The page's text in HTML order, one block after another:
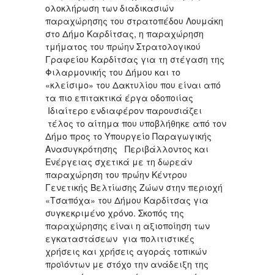
ολοκλήρωση των διαδικασιών
παραχώρησης του στρατοπέδου Λουμάκη
στο Δήμο Καρδίτσας, η παραχώρηση
τμήματος του πρώην Στρατολογικού
Γραφείου Καρδίτσας για τη στέγαση της
Φιλαρμονικής του Δήμου και το
«κλείσιμο» του Δακτυλίου που είναι από
τα πιο επιτακτικά έργα οδοποιίας
Ιδιαίτερο ενδιαφέρον παρουσιάζει
τέλος το αίτημα που υποβλήθηκε από τον
Δήμο προς το Υπουργείο Παραγωγικής
Ανασυγκρότησης Περιβάλλοντος και
Ενέργειας σχετικά με τη δωρεάν
παραχώρηση του πρώην Κέντρου
Γενετικής Βελτίωσης Ζώων στην περιοχή
«Τσαπόχα» του Δήμου Καρδίτσας για
συγκεκριμένο χρόνο. Σκοπός της
παραχώρησης είναι η αξιοποίηση των
εγκαταστάσεων για πολιτιστικές
χρήσεις και χρήσεις αγοράς τοπικών
προϊόντων με στόχο την ανάδειξη της